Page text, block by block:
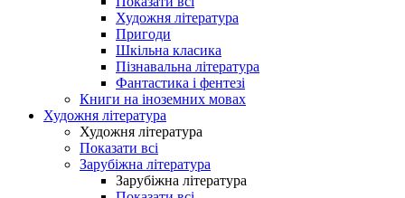
Художня література
Пригоди
Шкільна класика
Пізнавальна література
Фантастика і фентезі
Книги на іноземних мовах
Художня література
Художня література
Показати всі
Зарубіжна література
Зарубіжна література